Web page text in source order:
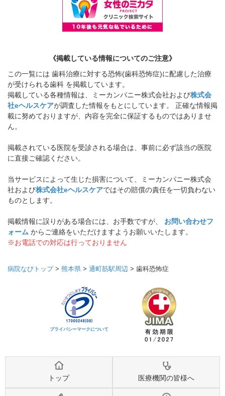
《掲載している情報についてのご注意》
この一覧には 歯科治療に対する恐怖(歯科恐怖症)に配慮した治療
が受けられる歯科 を掲載しています。
掲載している各種情報は、ミーカンパニー株式会社および株式会
社eヘルスケアが調査した情報をもとにしています。 正確な情報掲
載に努めておりますが、内容を完全に保証するものではありませ
ん。
掲載されている医院を受診される場合は、事前に必ず該当の医院
に直接ご確認ください。
当サービスによって生じた損害について、ミーカンパニー株式会
社および株式会社eヘルスケアではその賠償の責任を一切負わない
ものとします。
掲載情報に誤りがある場合には、お手数ですが、 お問い合わせフ
ォーム からご連絡をいただけますようお願いいたします。
※お電話での対応は行っておりません
病院なびトップ> 熊本県 > 通町筋駅周辺 > 歯科恐怖症
プライバシーマークについて
トップ 医療機関の皆様へ